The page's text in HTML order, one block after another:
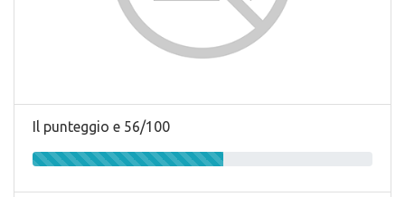
Il punteggio e 56/100